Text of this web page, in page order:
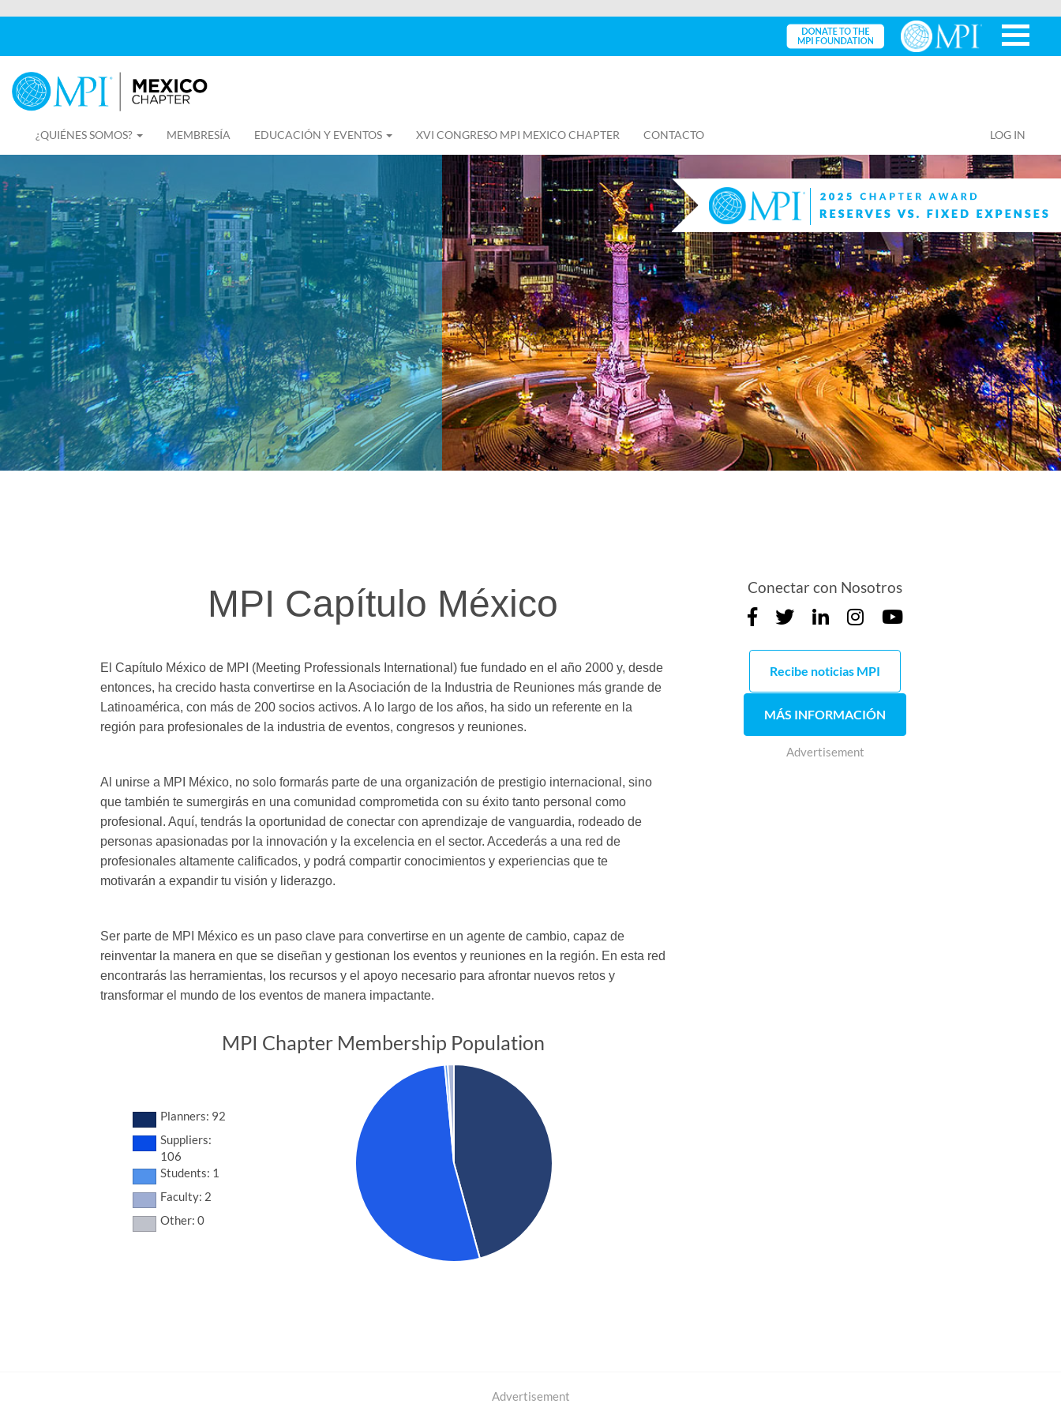
¿QUIÉNES SOMOS? MEMBRESÍA EDUCACIÓN Y EVENTOS XVI CONGRESO MPI MEXICO CHAPTER CONTACTO LOG IN
MPI Capítulo México
El Capítulo México de MPI (Meeting Professionals International) fue fundado en el año 2000 y, desde
entonces, ha crecido hasta convertirse en la Asociación de la Industria de Reuniones más grande de
Latinoamérica, con más de 200 socios activos. A lo largo de los años, ha sido un referente en la
región para profesionales de la industria de eventos, congresos y reuniones.
Al unirse a MPI México, no solo formarás parte de una organización de prestigio internacional, sino
que también te sumergirás en una comunidad comprometida con su éxito tanto personal como
profesional. Aquí, tendrás la oportunidad de conectar con aprendizaje de vanguardia, rodeado de
personas apasionadas por la innovación y la excelencia en el sector. Accederás a una red de
profesionales altamente calificados, y podrá compartir conocimientos y experiencias que te
motivarán a expandir tu visión y liderazgo.
Ser parte de MPI México es un paso clave para convertirse en un agente de cambio, capaz de
reinventar la manera en que se diseñan y gestionan los eventos y reuniones en la región. En esta red
encontrarás las herramientas, los recursos y el apoyo necesario para afrontar nuevos retos y
transformar el mundo de los eventos de manera impactante.
MPI Chapter Membership Population
Planners: 92
Suppliers:
106
Students: 1
Faculty: 2
Other: 0
Conectar con Nosotros
Recibe noticias MPI
MÁS INFORMACIÓN
Advertisement
Advertisement